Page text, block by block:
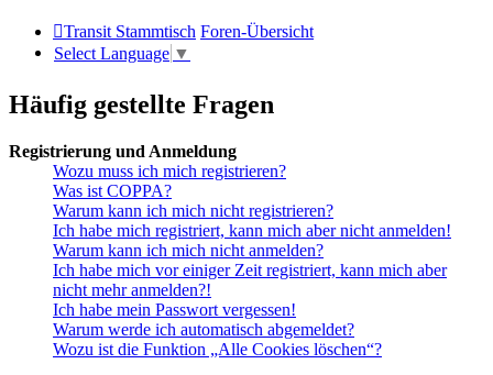
Transit Stammtisch Foren-Übersicht
Select Language ▼
Häufig gestellte Fragen
Registrierung und Anmeldung
Wozu muss ich mich registrieren?
Was ist COPPA?
Warum kann ich mich nicht registrieren?
Ich habe mich registriert, kann mich aber nicht anmelden!
Warum kann ich mich nicht anmelden?
Ich habe mich vor einiger Zeit registriert, kann mich aber
nicht mehr anmelden?!
Ich habe mein Passwort vergessen!
Warum werde ich automatisch abgemeldet?
Wozu ist die Funktion „Alle Cookies löschen“?